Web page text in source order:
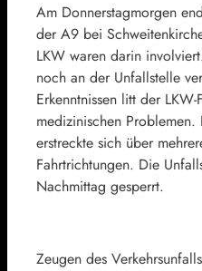
Am Donnerstagmorgen
der A9 bei
LKW waren darin
noch an der Unfallstelle
Erkenntnissen litt der
medizinischen
erstreckte sich über
Fahrtrichtungen. Die
Nachmittag gesperrt.
Zeugen des